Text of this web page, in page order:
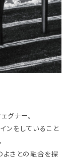
グナー。
ンをしていること
よさとの融合を探